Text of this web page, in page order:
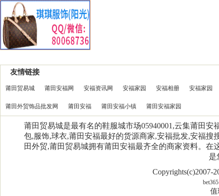
友情链接
莆田贸易城 莆田安福网 安福资讯网 安福家园 安福相册 安福家园
莆田外贸饰品批发网 莆田安福 莆田安福小镇 莆田安福家园
莆田贸易城是最有名的鞋服城市场05940001,云集莆田
包,服饰,球衣,莆田安福最好的货源商家,安福批发,安福
田外贸,莆田贸易城拥有莆田安福最齐全的商家资料。
是
Copyrights(c)2007-
bet365
值